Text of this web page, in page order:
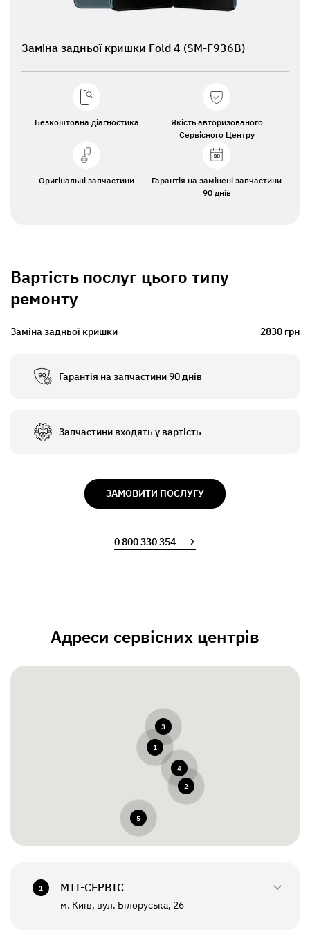
Заміна задньої кришки Fold 4 (SM-F936B)
Безкоштовна діагностика
Якість авторизованого
Сервісного Центру
Оригінальні запчастини
Гарантія на замінені запчастини
90 днів
Вартість послуг цього типу
ремонту
Заміна задньої кришки 2830 грн
Гарантія на запчастини 90 днів
Запчастини входять у вартість
ЗАМОВИТИ ПОСЛУГУ
0 800 330 354
Адреси сервісних центрів
1
2
3
4
5
1 МТI-СЕРВІС
м. Київ, вул. Білоруська, 26